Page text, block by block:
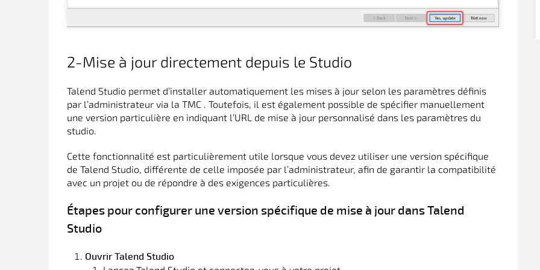
2-Mise à jour directement depuis le Studio
Talend Studio permet d’installer automatiquement les mises à jour selon les paramètres définis
par l’administrateur via la TMC . Toutefois, il est également possible de spécifier manuellement
une version particulière en indiquant l’URL de mise à jour personnalisé dans les paramètres du
studio.
Cette fonctionnalité est particulièrement utile lorsque vous devez utiliser une version spécifique
de Talend Studio, différente de celle imposée par l’administrateur, afin de garantir la compatibilité
avec un projet ou de répondre à des exigences particulières.
Étapes pour configurer une version spécifique de mise à jour dans Talend
Studio
Ouvrir Talend Studio